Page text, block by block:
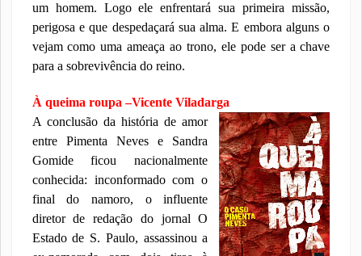
um homem. Logo ele enfrentará sua primeira missão,
perigosa e que despedaçará sua alma. E embora alguns o
vejam como uma ameaça ao trono, ele pode ser a chave
para a sobrevivência do reino.
À queima roupa –Vicente Viladarga
A conclusão da história de amor
entre Pimenta Neves e Sandra
Gomide ficou nacionalmente
conhecida: inconformado com o
final do namoro, o influente
diretor de redação do jornal O
Estado de S. Paulo, assassinou a